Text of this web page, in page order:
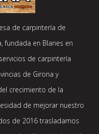
de carpintería de
fundada en Blanes en
de carpintería
de Girona y
crecimiento de la
de mejorar nuestro
de 2016 trasladamos